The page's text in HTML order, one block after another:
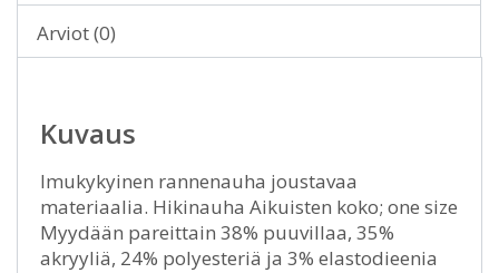
Arviot (0)
Kuvaus
Imukykyinen rannenauha joustavaa
materiaalia. Hikinauha Aikuisten koko; one size
Myydään pareittain 38% puuvillaa, 35%
akryyliä, 24% polyesteriä ja 3% elastodieenia